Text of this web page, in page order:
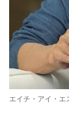
エイチ・アイ・エ